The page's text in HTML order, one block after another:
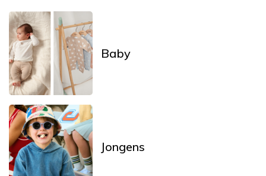
Baby
Jongens